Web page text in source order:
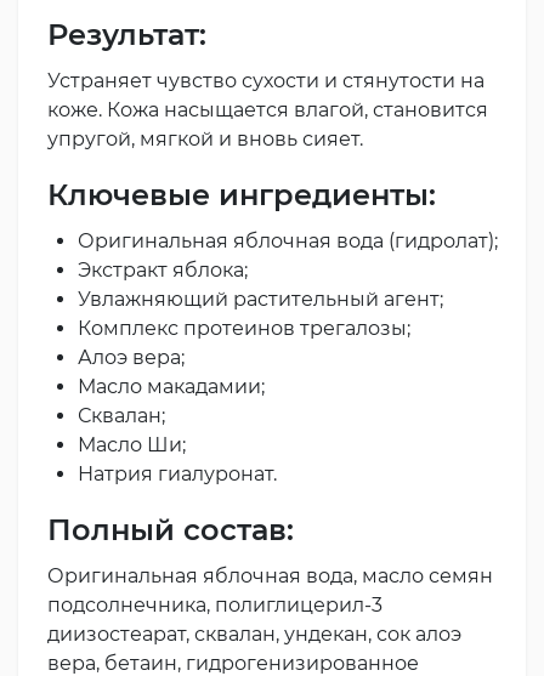
Результат:
Устраняет чувство сухости и стянутости на
коже. Кожа насыщается влагой, становится
упругой, мягкой и вновь сияет.
Ключевые ингредиенты:
Оригинальная яблочная вода (гидролат);
Экстракт яблока;
Увлажняющий растительный агент;
Комплекс протеинов трегалозы;
Алоэ вера;
Масло макадамии;
Сквалан;
Масло Ши;
Натрия гиалуронат.
Полный состав:
Оригинальная яблочная вода, масло семян
подсолнечника, полиглицерил-3
диизостеарат, сквалан, ундекан, сок алоэ
вера, бетаин, гидрогенизированное